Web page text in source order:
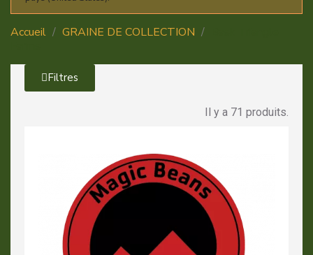
Accueil GRAINE DE COLLECTION
Filtres
Il y a 71 produits.